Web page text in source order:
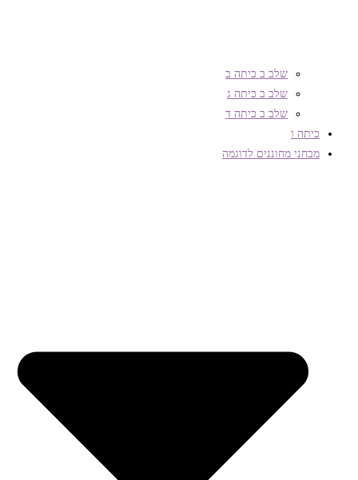
שלב ב כיתה ב
שלב ב כיתה ג
שלב ב כיתה ד
כיתה ו
מבחני מחוננים לדוגמה